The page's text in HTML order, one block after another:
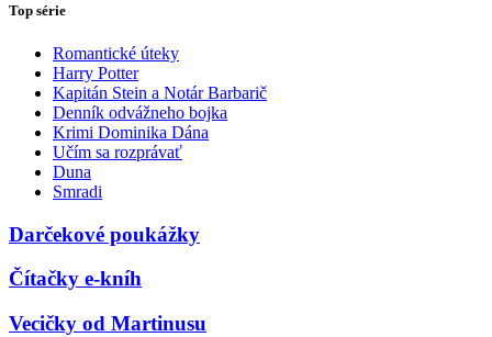
Top série
Romantické úteky
Harry Potter
Kapitán Stein a Notár Barbarič
Denník odvážneho bojka
Krimi Dominika Dána
Učím sa rozprávať
Duna
Smradi
Darčekové poukážky
Čítačky e-kníh
Vecičky od Martinusu